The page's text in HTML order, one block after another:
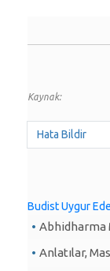
Kaynak:
Hata Bildir
Budist Uygur
Anlatılar,